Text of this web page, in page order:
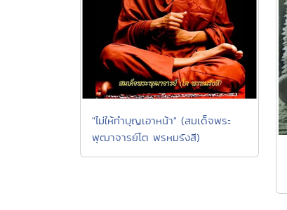
"ไม่ให้ทำบุญเอาหน้า" (สมเด็จพระ
พุฒาจารย์โต พรหมรังสี)